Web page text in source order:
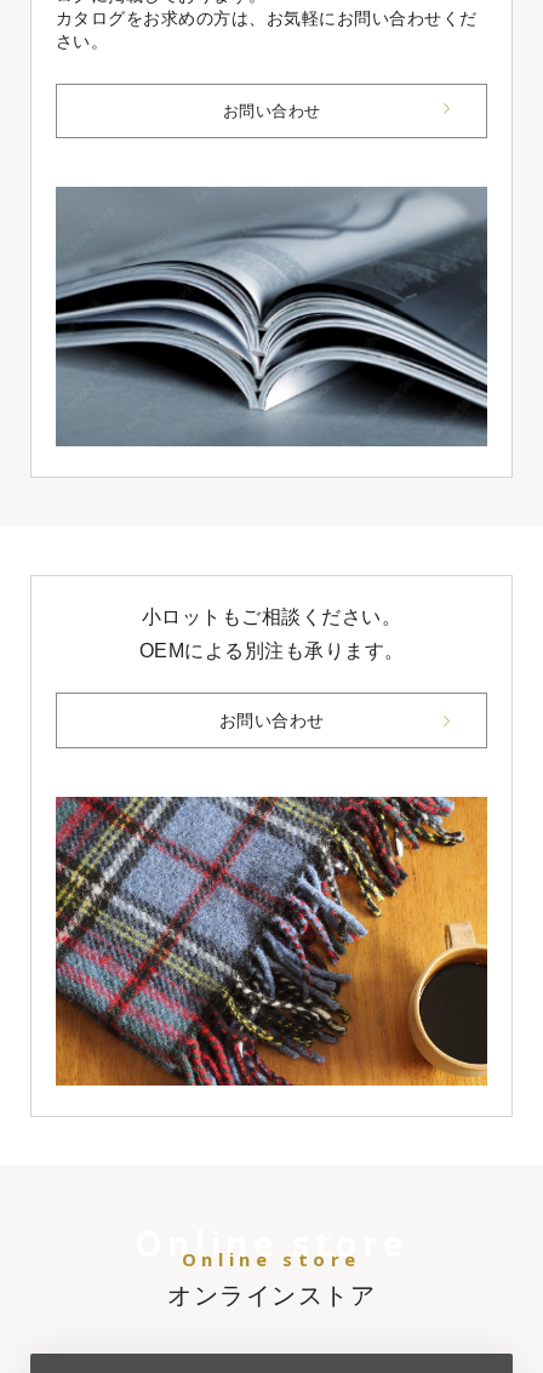
カタログをお求めの方は、お気軽にお問い合わせくだ
さい。
お問い合わせ
小ロットもご相談ください。
OEMによる別注も承ります。
お問い合わせ
Online store
Online store
オンラインストア